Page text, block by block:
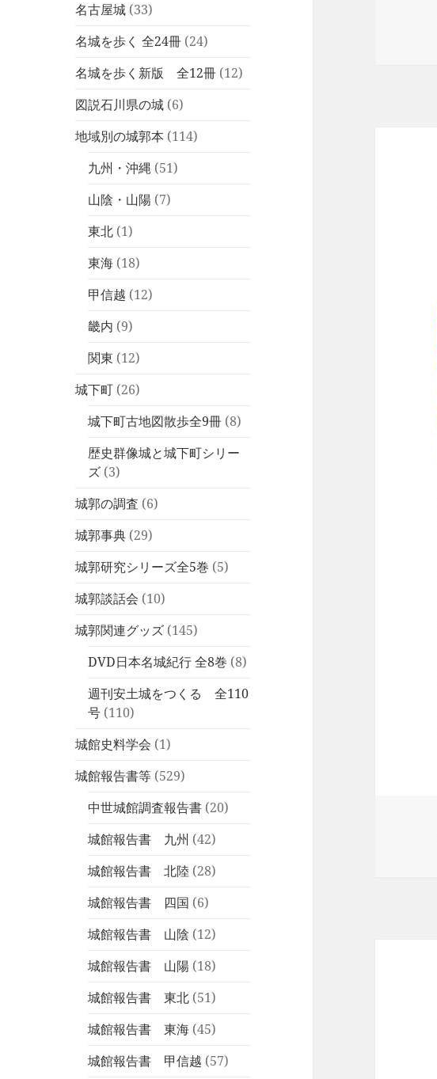
名古屋城 (33)
名城を歩く 全24冊 (24)
名城を歩く新版 全12冊 (12)
図説石川県の城 (6)
地域別の城郭本 (114)
九州・沖縄 (51)
山陰・山陽 (7)
東北 (1)
東海 (18)
甲信越 (12)
畿内 (9)
関東 (12)
城下町 (26)
城下町古地図散歩全9冊 (8)
歴史群像城と城下町シリー
ズ (3)
城郭の調査 (6)
城郭事典 (29)
城郭研究シリーズ全5巻 (5)
城郭談話会 (10)
城郭関連グッズ (145)
DVD日本名城紀行 全8巻 (8)
週刊安土城をつくる 全110
号 (110)
城館史料学会 (1)
城館報告書等 (529)
中世城館調査報告書 (20)
城館報告書 九州 (42)
城館報告書 北陸 (28)
城館報告書 四国 (6)
城館報告書 山陰 (12)
城館報告書 山陽 (18)
城館報告書 東北 (51)
城館報告書 東海 (45)
城館報告書 甲信越 (57)